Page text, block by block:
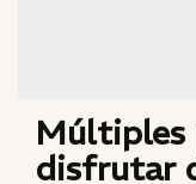
Múltiples
disfrutar